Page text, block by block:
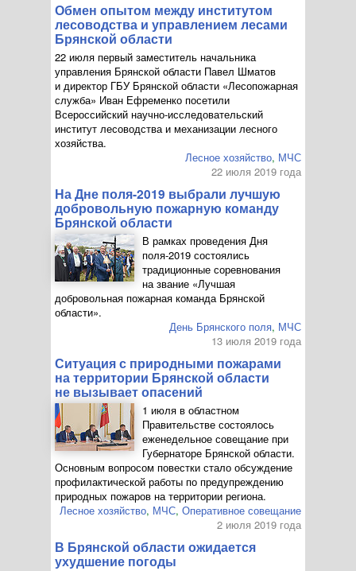
Обмен опытом между институтом
лесоводства и управлением лесами
Брянской области
22 июля первый заместитель начальника
управления Брянской области Павел Шматов
и директор ГБУ Брянской области «Лесопожарная
служба» Иван Ефременко посетили
Всероссийский научно-исследовательский
институт лесоводства и механизации лесного
хозяйства.
Лесное хозяйство, МЧС
22 июля 2019 года
На Дне поля-2019 выбрали лучшую
добровольную пожарную команду
Брянской области
В рамках проведения Дня
поля-2019 состоялись
традиционные соревнования
на звание «Лучшая
добровольная пожарная команда Брянской
области».
День Брянского поля, МЧС
13 июля 2019 года
Ситуация с природными пожарами
на территории Брянской области
не вызывает опасений
1 июля в областном
Правительстве состоялось
еженедельное совещание при
Губернаторе Брянской области.
Основным вопросом повестки стало обсуждение
профилактической работы по предупреждению
природных пожаров на территории региона.
Лесное хозяйство, МЧС, Оперативное совещание
2 июля 2019 года
В Брянской области ожидается
ухудшение погоды